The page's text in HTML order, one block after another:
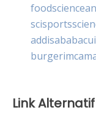
Link Alternatif